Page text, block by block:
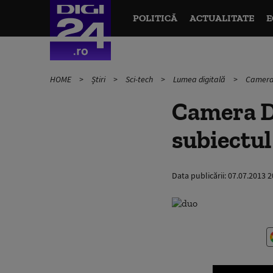
POLITICĂ ACTUALITATE
HOME Știri Sci-tech Lumea digitală
Camera
subiectul
Data publicării:07.07.2013